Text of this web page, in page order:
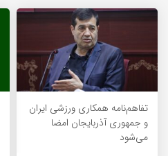
تفاهم‌نامه همکاری ورزشی ایران
و جمهوری آذربایجان امضا
می‌شود